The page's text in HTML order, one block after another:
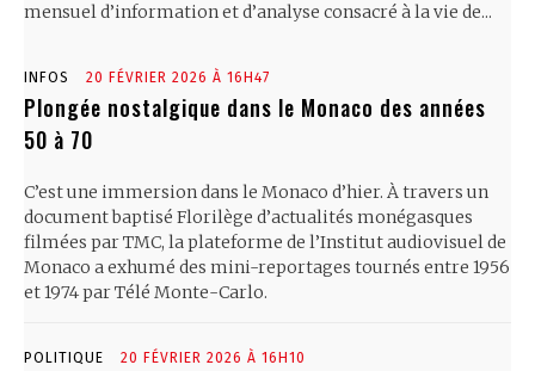
mensuel d’information et d’analyse consacré à la vie de...
INFOS 20 FÉVRIER 2026 À 16H47
Plongée nostalgique dans le Monaco des années
50 à 70
C’est une immersion dans le Monaco d’hier. À travers un
document baptisé Florilège d’actualités monégasques
filmées par TMC, la plateforme de l’Institut audiovisuel de
Monaco a exhumé des mini-reportages tournés entre 1956
et 1974 par Télé Monte-Carlo.
POLITIQUE 20 FÉVRIER 2026 À 16H10